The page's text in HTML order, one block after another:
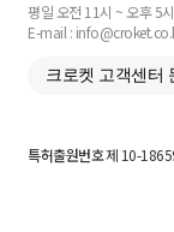
평일 오전 11시 ~ 오후 5
E-mail :
크로켓 고객센터
특허출원번호제 10-